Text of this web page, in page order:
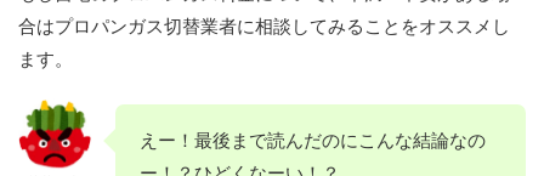
合はプロパンガス切替業者に相談してみることをオススメし
ます。
えー！最後まで読んだのにこんな結論なの